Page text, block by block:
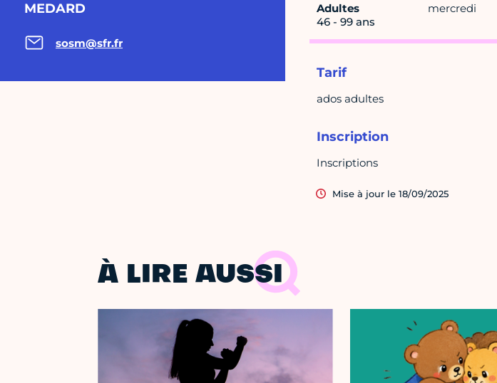
MEDARD
sosm@sfr.fr
Adultes
46 - 99 ans
mercredi
Tarif
ados adultes
Inscription
Inscriptions
Mise à jour le 18/09/2025
À LIRE AUSSI